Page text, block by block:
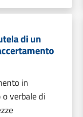
di un
in
verbale di